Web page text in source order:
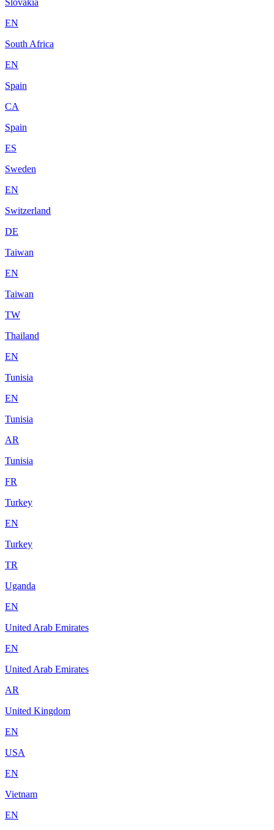
Slovakia
EN
South Africa
EN
Spain
CA
Spain
ES
Sweden
EN
Switzerland
DE
Taiwan
EN
Taiwan
TW
Thailand
EN
Tunisia
EN
Tunisia
AR
Tunisia
FR
Turkey
EN
Turkey
TR
Uganda
EN
United Arab Emirates
EN
United Arab Emirates
AR
United Kingdom
EN
USA
EN
Vietnam
EN